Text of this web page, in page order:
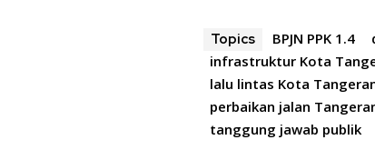
Topics BPJN PPK 1.4
infrastruktur Kota
lalu lintas Kota
perbaikan jalan
tanggung jawab publik